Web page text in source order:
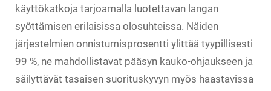
käyttökatkoja tarjoamalla luotettavan langan
syöttämisen erilaisissa olosuhteissa. Näiden
järjestelmien onnistumisprosentti ylittää tyypillisesti
99 %, ne mahdollistavat pääsyn kauko-ohjaukseen ja
säilyttävät tasaisen suorituskyvyn myös haastavissa